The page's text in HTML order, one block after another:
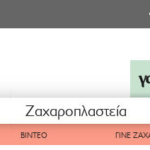
Ζαχαροπλαστεία
ΒΙΝΤΕΟ ΓΙΝΕ